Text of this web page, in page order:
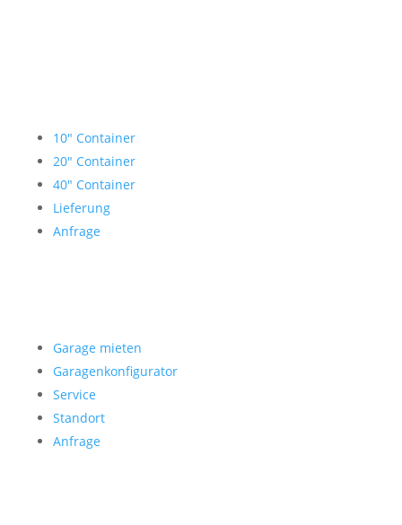
10″ Container
20″ Container
40″ Container
Lieferung
Anfrage
Garage mieten
Garagenkonfigurator
Service
Standort
Anfrage